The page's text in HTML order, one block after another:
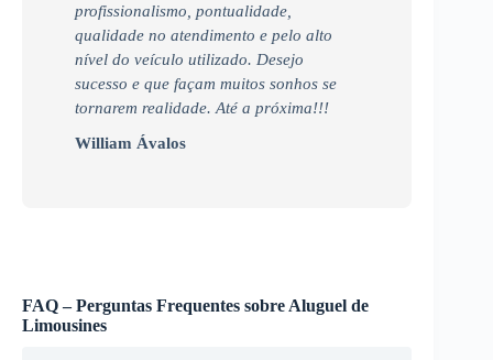
profissionalismo, pontualidade,
qualidade no atendimento e pelo alto
nível do veículo utilizado. Desejo
sucesso e que façam muitos sonhos se
tornarem realidade. Até a próxima!!!
William Ávalos
FAQ – Perguntas Frequentes sobre Aluguel de
Limousines